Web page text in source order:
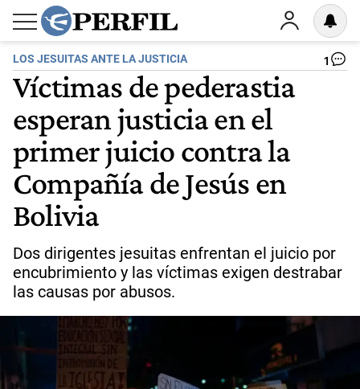
LOS JESUITAS ANTE LA JUSTICIA 1
Víctimas de pederastia
esperan justicia en el
primer juicio contra la
Compañía de Jesús en
Bolivia
Dos dirigentes jesuitas enfrentan el juicio por
encubrimiento y las víctimas exigen destrabar
las causas por abusos.